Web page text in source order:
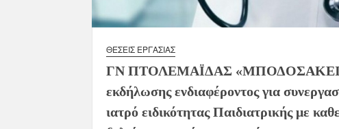
ΘΈΣΕΙΣ ΕΡΓΑΣΊΑΣ
ΓΝ ΠΤΟΛΕΜΑΪΔΑΣ
εκδήλωσης ενδιαφέροντος για
ιατρό ειδικότητας Παιδιατρικής με